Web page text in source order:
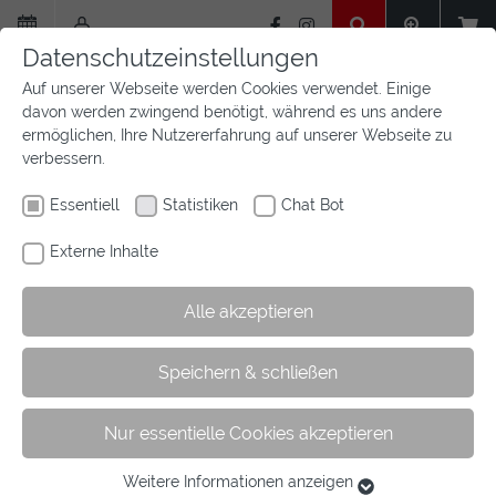
Zum
Hauptinhalt
springen
Sie
hier:
Startseite Jugend
Zeig dein Profil
Verbunden bleiben - Die
Datenschutzeinstellungen
Auf unserer Webseite werden Cookies verwendet. Einige
davon werden zwingend benötigt, während es uns andere
ermöglichen, Ihre Nutzererfahrung auf unserer Webseite zu
verbessern.
Essentiell Statistiken Chat Bot
Externe Inhalte
Alle akzeptieren
Speichern & schließen
Nur essentielle Cookies akzeptieren
Weitere Informationen anzeigen